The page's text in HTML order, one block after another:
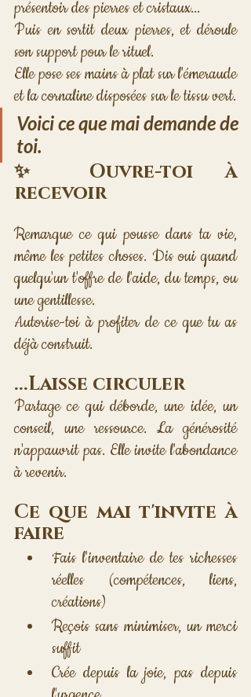
présentoir des pierres et cristaux...
Puis en sortit deux pierres, et déroule
son support pour le rituel.
Elle pose ses mains à plat sur l'émeraude
et la cornaline disposées sur le tissu vert.
Voici ce que mai demande de
toi.
✨ Ouvre-toi à
recevoir
Remarque ce qui pousse dans ta vie,
même les petites choses. Dis oui quand
quelqu'un t'offre de l'aide, du temps, ou
une gentillesse.
Autorise-toi à profiter de ce que tu as
déjà construit.
...Laisse circuler
Partage ce qui déborde, une idée, un
conseil, une ressource. La générosité
n'appauvrit pas. Elle invite l'abondance
à revenir.
Ce que mai t'invite à
faire
Fais l'inventaire de tes richesses
réelles (compétences, liens,
créations)
Reçois sans minimiser, un merci
suffit
Crée depuis la joie, pas depuis